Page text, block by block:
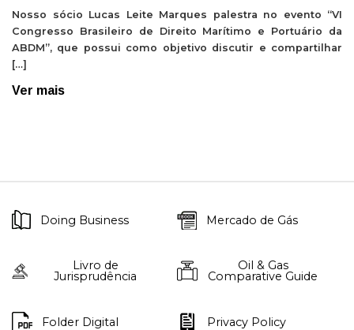
Nosso sócio Lucas Leite Marques palestra no evento “VI
Congresso Brasileiro de Direito Marítimo e Portuário da
ABDM”, que possui como objetivo discutir e compartilhar
[…]
Ver mais
Doing Business Mercado de Gás
Livro de
Jurisprudência
Oil & Gas
Comparative Guide
Folder Digital Privacy Policy